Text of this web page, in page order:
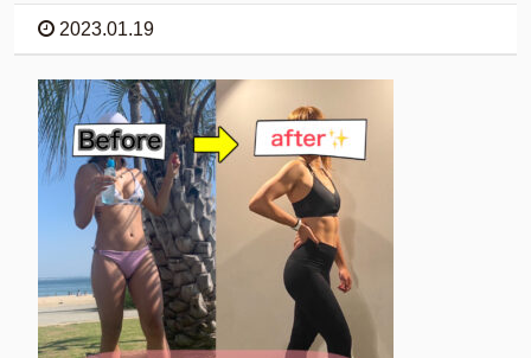
2023.01.19